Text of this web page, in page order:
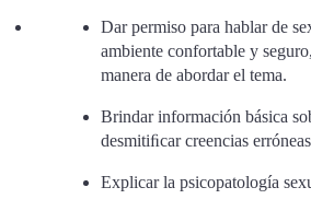
Dar permiso para hablar de
ambiente confortable y
manera de abordar el tema.
Brindar información básica
desmitiﬁcar creencias
Explicar la psicopatología